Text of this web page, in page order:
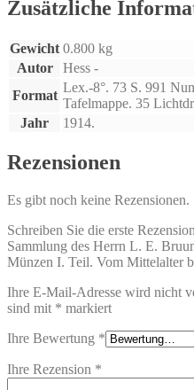
Zusätzliche
Gewicht 0.800 kg
Autor
Hess -
Format
Lex.-8°. 73 S. 991
Tafelmappe. 35
Jahr
1914.
Rezensionen
Es gibt noch keine Rezensionen.
Schreiben Sie die erste
Sammlung des Herrn L. E.
Münzen I. Teil. Vom Mittelalter
Ihre E-Mail-Adresse wird nicht
sind mit * markiert
Ihre Bewertung *
Ihre Rezension *